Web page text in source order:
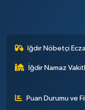
Iğdır Nöbetçi
İğdir Namaz
Puan Durumu ve